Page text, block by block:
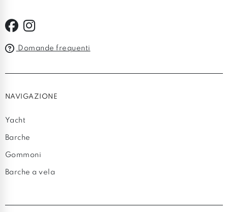
Domande frequenti
NAVIGAZIONE
Yacht
Barche
Gommoni
Barche a vela